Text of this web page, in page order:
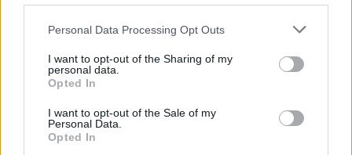
Personal Data Processing Opt Outs
I want to opt-out of the Sharing of my
personal data.
Opted In
I want to opt-out of the Sale of my
Personal Data.
Opted In
Come detto, gli anarchici
sbagliato aeroporto. “Jamal ha chiamato
dall’aeroporto di Casablanca – si legge sui profili